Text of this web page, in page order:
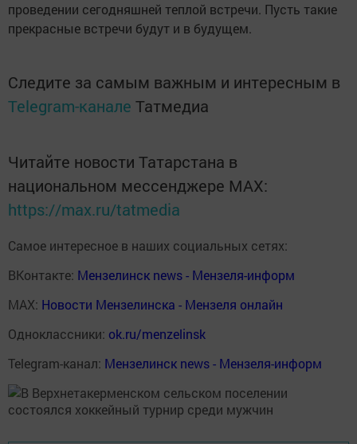
проведении сегодняшней теплой встречи. Пусть такие
прекрасные встречи будут и в будущем.
Следите за самым важным и интересным в
Telegram-канале Татмедиа
Читайте новости Татарстана в
национальном мессенджере MАХ:
https://max.ru/tatmedia
Самое интересное в наших социальных сетях:
ВКонтакте: Мензелинск news - Мензеля-информ
MAX: Новости Мензелинска - Мензеля онлайн
Одноклассники: ok.ru/menzelinsk
Telegram-канал: Мензелинск news - Мензеля-информ